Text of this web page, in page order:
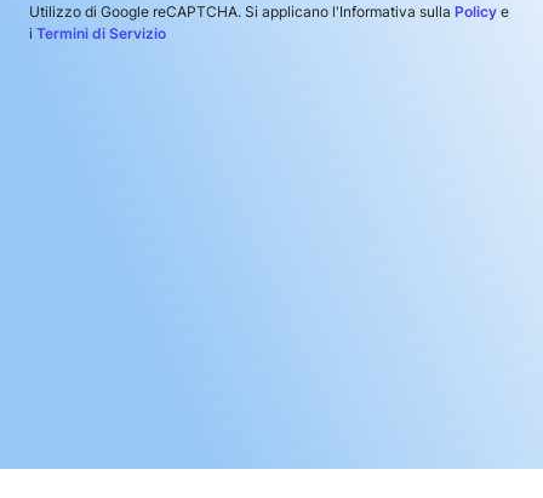
Utilizzo di Google reCAPTCHA. Si applicano l'Informativa sulla Policy e
i Termini di Servizio